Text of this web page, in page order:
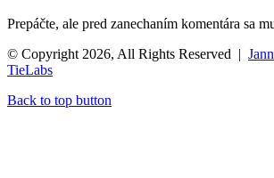
Prepáčte, ale pred zanechaním komentára sa
© Copyright 2026, All Rights Reserved |
TieLabs
Back to top button